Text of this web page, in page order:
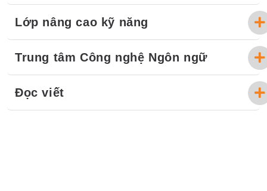
Lớp nâng cao kỹ năng
Trung tâm Công nghệ Ngôn ngữ
Đọc viết